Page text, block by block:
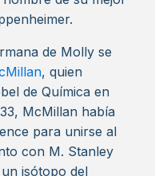
de Molly se
, quien
de Química en
McMillan había
para unirse al
con M. Stanley
isótopo del